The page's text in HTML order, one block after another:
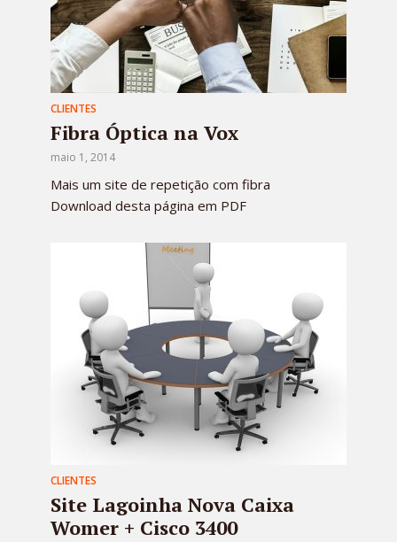
CLIENTES
Fibra Óptica na Vox
maio 1, 2014
Mais um site de repetição com fibra
Download desta página em PDF
CLIENTES
Site Lagoinha Nova Caixa
Womer + Cisco 3400